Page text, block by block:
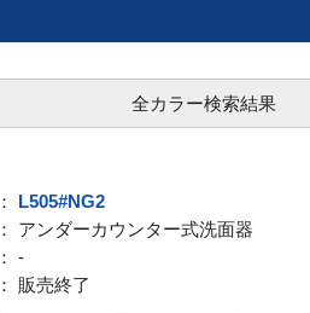
全カラー検索結果
： L505#NG2
： アンダーカウンター式洗面器
： -
： 販売終了